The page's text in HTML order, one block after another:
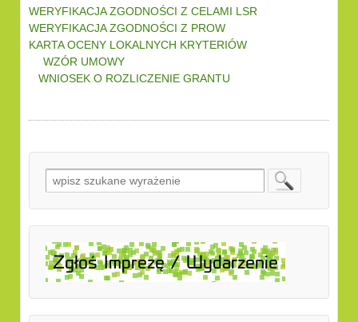
WERYFIKACJA ZGODNOŚCI Z CELAMI LSR
WERYFIKACJA ZGODNOŚCI Z PROW
KARTA OCENY LOKALNYCH KRYTERIÓW
WZÓR UMOWY
WNIOSEK O ROZLICZENIE GRANTU